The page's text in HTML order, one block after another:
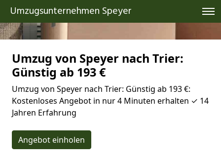
Umzugsunternehmen Speyer
Umzug von Speyer nach Trier:
Günstig ab 193 €
Umzug von Speyer nach Trier: Günstig ab 193 €:
Kostenloses Angebot in nur 4 Minuten erhalten ✓ 14
Jahren Erfahrung
Angebot einholen